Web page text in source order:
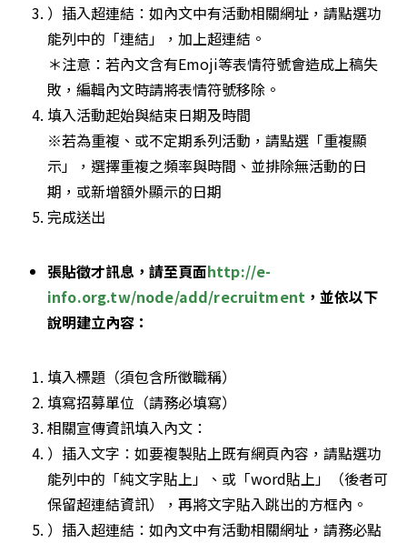
）插入超連結：如內文中有活動相關網址，請點選功
能列中的「連結」，加上超連結。
＊注意：若內文含有Emoji等表情符號會造成上稿失
敗，編輯內文時請將表情符號移除。
填入活動起始與結束日期及時間
※若為重複、或不定期系列活動，請點選「重複顯
示」，選擇重複之頻率與時間、並排除無活動的日
期，或新增額外顯示的日期
完成送出
張貼徵才訊息，請至頁面http://e-
info.org.tw/node/add/recruitment ，並依以下
說明建立內容：
填入標題（須包含所徵職稱）
填寫招募單位（請務必填寫）
相關宣傳資訊填入內文：
）插入文字：如要複製貼上既有網頁內容，請點選功
能列中的「純文字貼上」、或「word貼上」（後者可
保留超連結資訊），再將文字貼入跳出的方框內。
）插入超連結：如內文中有活動相關網址，請務必點